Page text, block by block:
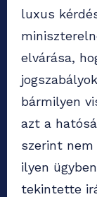
luxus
elvárása,
bármilyen
azt a
szerint
ilyen
tekintette